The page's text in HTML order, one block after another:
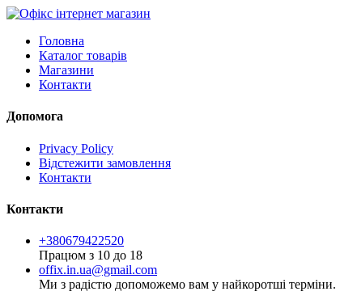
Головна
Каталог товарів
Магазини
Контакти
Допомога
Privacy Policy
Відстежити замовлення
Контакти
Контакти
+380679422520
Працюм з 10 до 18
offix.in.ua@gmail.com
Ми з радістю допоможемо вам у найкоротші терміни.